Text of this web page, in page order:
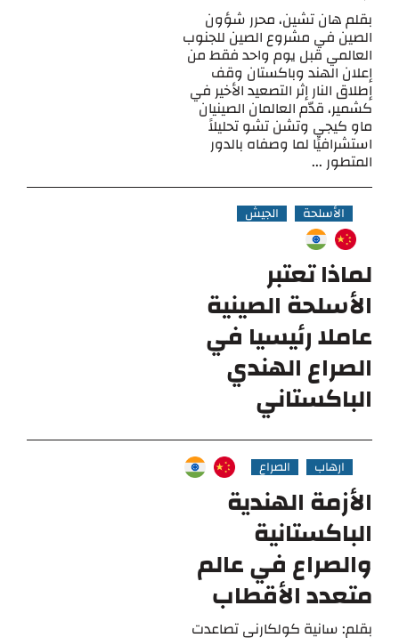
بقلم هان تشين، محرر شؤون
الصين في مشروع الصين للجنوب
العالمي قبل يوم واحد فقط من
إعلان الهند وباكستان وقف
إطلاق النار إثر التصعيد الأخير في
كشمير، قدّم العالمان الصينيان
ماو كيجي وتشن تشو تحليلاً
استشرافيًا لما وصفاه بالدور
المتطور ...
الأسلحة الجيش
لماذا تعتبر
الأسلحة الصينية
عاملا رئيسيا في
الصراع الهندي
الباكستاني
ارهاب الصراع
الأزمة الهندية
الباكستانية
والصراع في عالم
متعدد الأقطاب
بقلم: سانية كولكارني تصاعدت